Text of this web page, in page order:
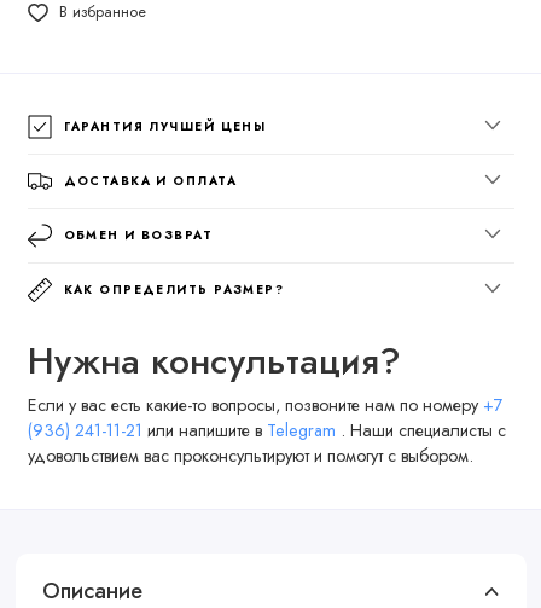
В избранное
ГАРАНТИЯ ЛУЧШЕЙ ЦЕНЫ
ДОСТАВКА И ОПЛАТА
ОБМЕН И ВОЗВРАТ
КАК ОПРЕДЕЛИТЬ РАЗМЕР?
Нужна консультация?
Если у вас есть какие-то вопросы, позвоните нам по номеру +7
(936) 241-11-21 или напишите в Telegram . Наши специалисты с
удовольствием вас проконсультируют и помогут с выбором.
Описание